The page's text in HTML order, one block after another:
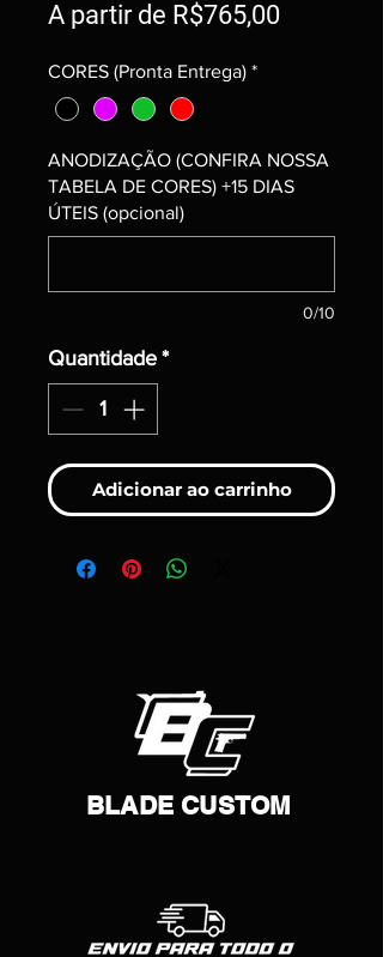
A partir de R$765,00Preço
CORES (Pronta Entrega) *
ANODIZAÇÃO (CONFIRA NOSSA
TABELA DE CORES) +15 DIAS
ÚTEIS (opcional)
0/10
Quantidade *
Adicionar ao carrinho
BLADE CUSTOM